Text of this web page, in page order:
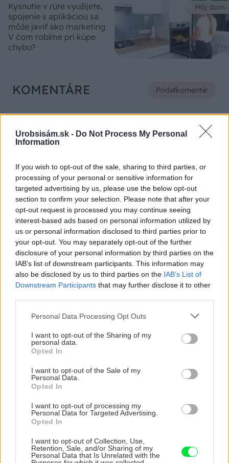
Urobsisám.sk - Do Not Process My Personal
Information
If you wish to opt-out of the sale, sharing to third parties, or
processing of your personal or sensitive information for
targeted advertising by us, please use the below opt-out
section to confirm your selection. Please note that after your
opt-out request is processed you may continue seeing
interest-based ads based on personal information utilized by
us or personal information disclosed to third parties prior to
your opt-out. You may separately opt-out of the further
disclosure of your personal information by third parties on the
IAB’s list of downstream participants. This information may
also be disclosed by us to third parties on the IAB’s List of
Downstream Participants that may further disclose it to other
Please note that this website/app uses one or more Google
not limited to your visit or usage behaviour. You may click to
grant or deny consent to Google and its third-party tags to
use your data for below specified purposes in below Google
consent section.
Personal Data Processing Opt Outs
I want to opt-out of the Sharing of my
personal data.
Opted In
I want to opt-out of the Sale of my
Personal Data.
Opted In
I want to opt-out of processing my
Personal Data for Targeted Advertising.
Opted In
I want to opt-out of Collection, Use,
Retention, Sale, and/or Sharing of my
Personal Data that Is Unrelated with the
Môj dom
Kysnutie v rúre využijete,
spojenie s aplikáciou sa
môže javiť ako marketing.
V čom robíme pri kúpe
chybu?
KOMENTÁRE Pridaťkomentár
VIDEO
Chcete dominantu interiéru,
ktorá pritiahne pohľady?
Vyrobte si takéto masívne
Prečo klasická
potrubia v
ako to vyriešiť
ZÁHRADA
Trvalky, ktoré znesú Nemusí to byť len